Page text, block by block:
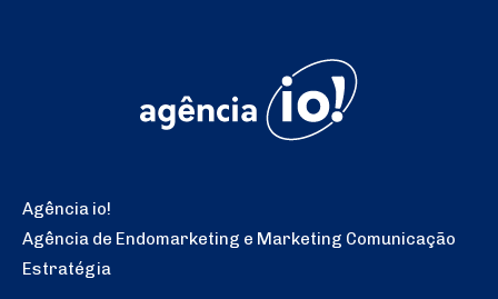
Agência io!
Agência de Endomarketing e Marketing Comunicação
Estratégia